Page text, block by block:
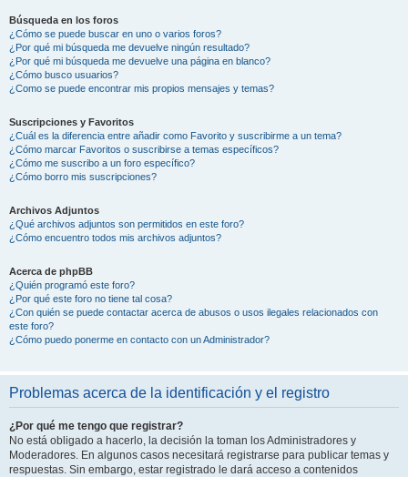
Búsqueda en los foros
¿Cómo se puede buscar en uno o varios foros?
¿Por qué mi búsqueda me devuelve ningún resultado?
¿Por qué mi búsqueda me devuelve una página en blanco?
¿Cómo busco usuarios?
¿Como se puede encontrar mis propios mensajes y temas?
Suscripciones y Favoritos
¿Cuál es la diferencia entre añadir como Favorito y suscribirme a un tema?
¿Cómo marcar Favoritos o suscribirse a temas específicos?
¿Cómo me suscribo a un foro específico?
¿Cómo borro mis suscripciones?
Archivos Adjuntos
¿Qué archivos adjuntos son permitidos en este foro?
¿Cómo encuentro todos mis archivos adjuntos?
Acerca de phpBB
¿Quién programó este foro?
¿Por qué este foro no tiene tal cosa?
¿Con quién se puede contactar acerca de abusos o usos ilegales relacionados con
este foro?
¿Cómo puedo ponerme en contacto con un Administrador?
Problemas acerca de la identificación y el registro
¿Por qué me tengo que registrar?
No está obligado a hacerlo, la decisión la toman los Administradores y
Moderadores. En algunos casos necesitará registrarse para publicar temas y
respuestas. Sin embargo, estar registrado le dará acceso a contenidos